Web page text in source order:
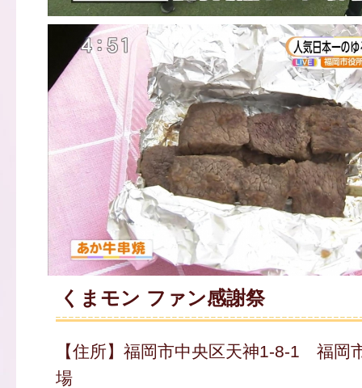
くまモン ファン感謝祭
【住所】福岡市中央区天神1-8-1 福岡
場